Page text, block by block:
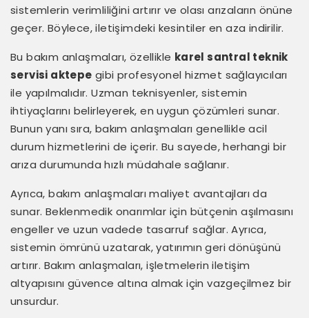
sistemlerin verimliliğini artırır ve olası arızaların önüne
geçer. Böylece, iletişimdeki kesintiler en aza indirilir.
Bu bakım anlaşmaları, özellikle karel santral teknik
servisi aktepe gibi profesyonel hizmet sağlayıcıları
ile yapılmalıdır. Uzman teknisyenler, sistemin
ihtiyaçlarını belirleyerek, en uygun çözümleri sunar.
Bunun yanı sıra, bakım anlaşmaları genellikle acil
durum hizmetlerini de içerir. Bu sayede, herhangi bir
arıza durumunda hızlı müdahale sağlanır.
Ayrıca, bakım anlaşmaları maliyet avantajları da
sunar. Beklenmedik onarımlar için bütçenin aşılmasını
engeller ve uzun vadede tasarruf sağlar. Ayrıca,
sistemin ömrünü uzatarak, yatırımın geri dönüşünü
artırır. Bakım anlaşmaları, işletmelerin iletişim
altyapısını güvence altına almak için vazgeçilmez bir
unsurdur.